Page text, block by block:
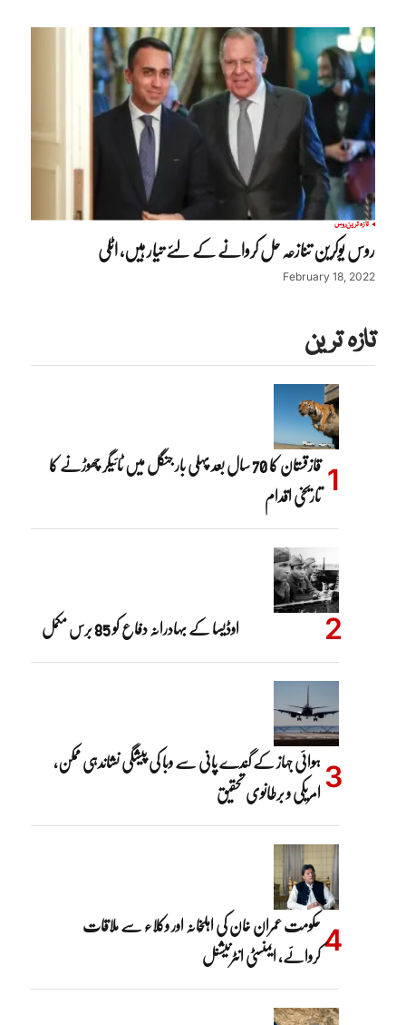
تازہ ترینروس
روس یوکرین تنازعہ حل کروانے کے لئے تیار ہیں، اٹلی
February 18, 2022
تازہ ترین
قازقستان کا 70 سال بعد پہلی بار جنگل میں ٹائیگر چھوڑنے کا
تاریخی اقدام
اوڈیسا کے بہادرانہ دفاع کو 85 برس مکمل
ہوائی جہاز کے گندے پانی سے وبا کی پیشگی نشاندہی ممکن،
امریکی و برطانوی تحقیق
حکومت عمران خان کی اہلِخانہ اور وکلاء سے ملاقات
کروائے، ایمنسٹی انٹرنیشنل